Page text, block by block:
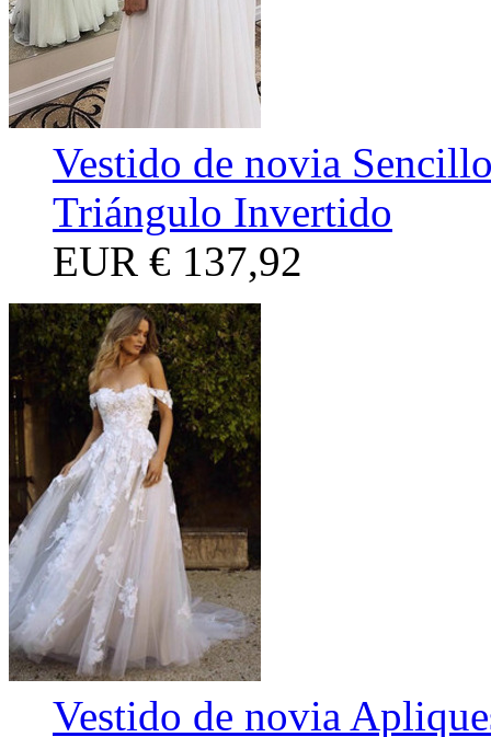
Vestido de novia
Triángulo Invertido
EUR € 137,92
Vestido de novia